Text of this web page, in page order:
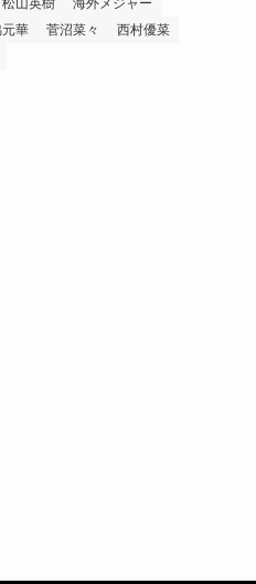
松山英樹
海外メジャー
元華 菅沼菜々
西村優菜